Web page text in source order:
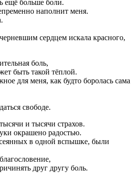
ещё больше боли.
наполнит меня.
сердцем искала красного,
боль,
быть такой тёплой.
для меня, как будто боролась сама
свободе.
и тысячи страхов.
окрашено радостью.
в одной вспышке, были
друг другу боль.